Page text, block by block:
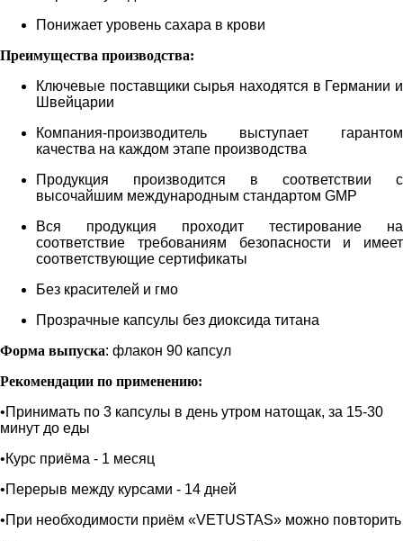
Понижает уровень сахара в крови
Преимущества производства:
Ключевые поставщики сырья находятся в Германии и
Швейцарии
Компания-производитель выступает гарантом
качества на каждом этапе производства
Продукция производится в соответствии с
высочайшим международным стандартом GMP
Вся продукция проходит тестирование на
соответствие требованиям безопасности и имеет
соответствующие сертификаты
Без красителей и гмо
Прозрачные капсулы без диоксида титана
Форма выпуска: флакон 90 капсул
Рекомендации по применению:
•Принимать по 3 капсулы в день утром натощак, за 15-30
минут до еды
•Курс приёма - 1 месяц
•Перерыв между курсами - 14 дней
•При необходимости приём «VETUSTAS» можно повторить